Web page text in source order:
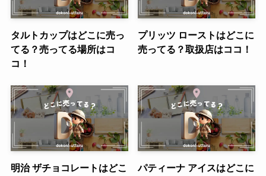
タルトカップはどこに売っ
てる？売ってる場所はコ
コ！
プリッツ ローストはどこに
売ってる？取扱店はココ！
明治 ザチョコレートはどこ
パティーナ アイスはどこに